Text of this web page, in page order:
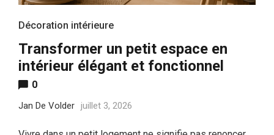
Décoration intérieure
Transformer un petit espace en
intérieur élégant et fonctionnel
0
Jan De Volder juillet 3, 2026